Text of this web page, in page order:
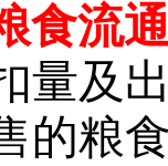
食流
量及
的粮